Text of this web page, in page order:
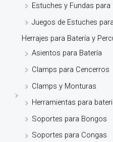
Estuches y Fundas para
Juegos de Estuches
Herrajes para Batería y
Asientos para Batería
Clamps para Cencerros
Clamps y Monturas
Herramientas para
Soportes para Bongos
Soportes para Congas